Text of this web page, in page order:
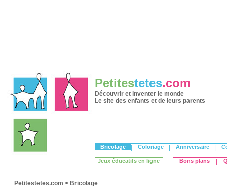
Petitestetes.com
Découvrir et inventer le monde
Le site des enfants et de leurs parents
Bricolage Coloriage Anniversaire
Jeux éducatifs en ligne Bons plans
Petitestetes.com > Bricolage